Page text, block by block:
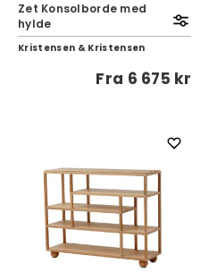
Zet Konsolborde med
hylde
Kristensen & Kristensen
Fra 6 675 kr